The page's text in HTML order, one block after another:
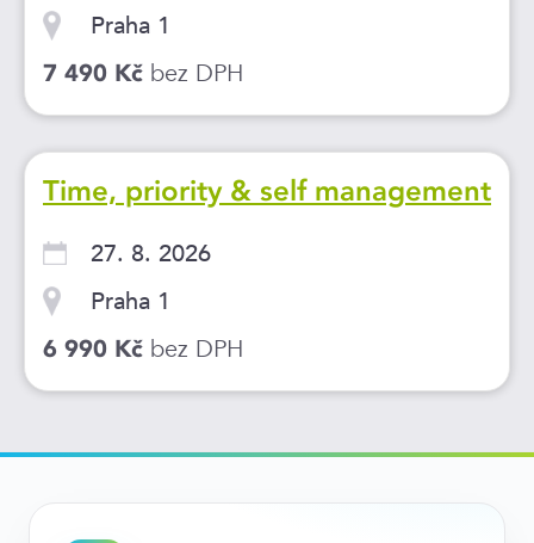
Praha 1
7 490 Kč bez DPH
Time, priority & self management
27. 8. 2026
Praha 1
6 990 Kč bez DPH